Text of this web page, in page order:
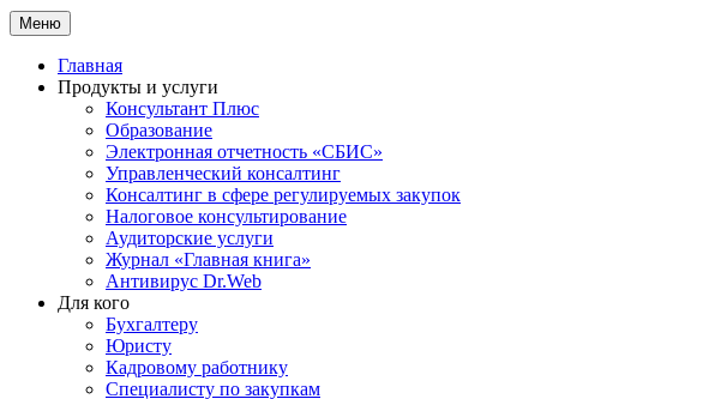
Меню
Главная
Продукты и услуги
Консультант Плюс
Образование
Электронная отчетность «СБИС»
Управленческий консалтинг
Консалтинг в сфере регулируемых закупок
Налоговое консультирование
Аудиторские услуги
Журнал «Главная книга»
Антивирус Dr.Web
Для кого
Бухгалтеру
Юристу
Кадровому работнику
Специалисту по закупкам